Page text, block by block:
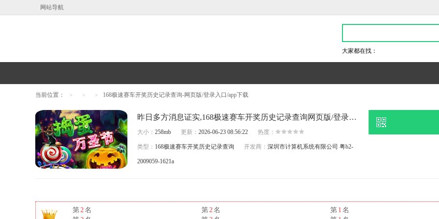
网站导航
大家都在找：
当前位置： > > > 168极速赛车开奖历史记录查询-网页版/登录入口/app下载
昨日多方消息证实,168极速赛车开奖历史记录查询网页版/登录入口/app下载-九五至尊2电子游戏官网
大小：258mb 更新：2026-06-23 08:56:22 热度：
类型： 168极速赛车开奖历史记录查询 开发商：深圳市计算机系统有限公司粤b2-
2009059-1621a
第2名 第2名 第 1 名